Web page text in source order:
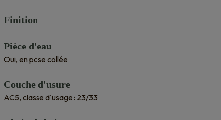
Finition
Pièce d'eau
Oui, en pose collée
Couche d'usure
AC5, classe d'usage : 23/33